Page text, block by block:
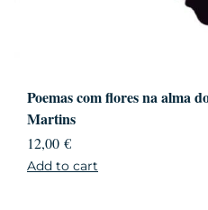
Poemas com flores na alma
Martins
12,00 €
Add to cart